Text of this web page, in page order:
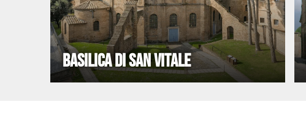
BASILICA DI SAN VITALE